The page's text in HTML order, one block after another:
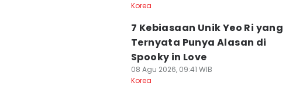
Korea
7 Kebiasaan Unik Yeo Ri yang
Ternyata Punya Alasan di
Spooky in Love
08 Agu 2026, 09:41 WIB
Korea